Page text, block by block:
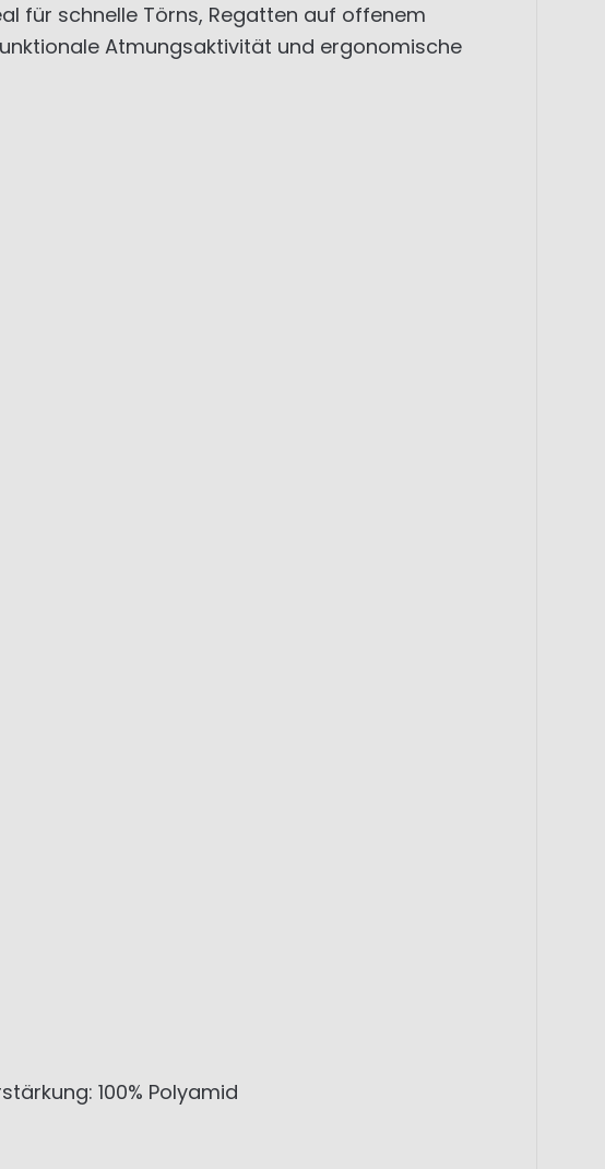
für schnelle Törns, Regatten auf offenem
Atmungsaktivität und ergonomische
100% Polyamid